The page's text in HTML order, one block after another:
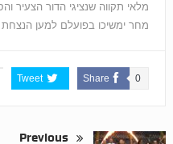
מלאי תקווה שנציגי הדור הצעיר
מחר ימשיכו בפועלם למען
Share 0
Tweet
Previous